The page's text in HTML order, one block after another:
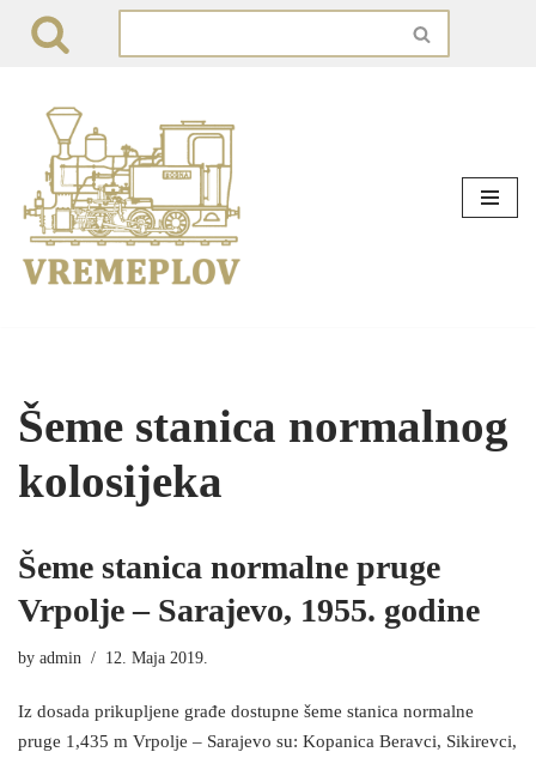
content
Šeme stanica normalnog
kolosijeka
Šeme stanica normalne pruge
Vrpolje – Sarajevo, 1955. godine
by admin 12. Maja 2019.
Iz dosada prikupljene građe dostupne šeme stanica normalne
pruge 1,435 m Vrpolje – Sarajevo su: Kopanica Beravci, Sikirevci,